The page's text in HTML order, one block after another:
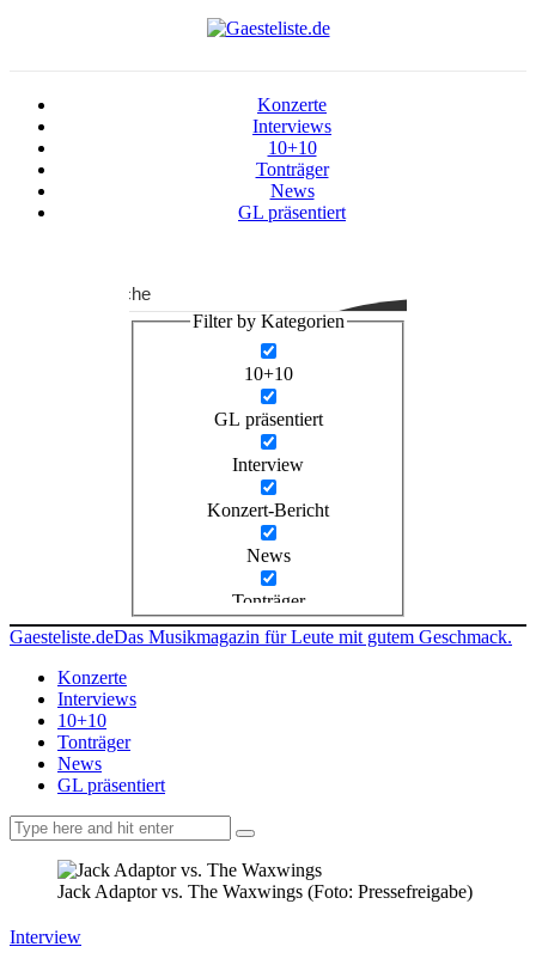
Konzerte
Interviews
10+10
Tonträger
News
GL präsentiert
Suche
Filter by Kategorien
10+10
GL präsentiert
Interview
Konzert-Bericht
News
Tonträger
Gaesteliste.deDas Musikmagazin für Leute mit gutem Geschmack.
Konzerte
Interviews
10+10
Tonträger
News
GL präsentiert
Jack Adaptor vs. The Waxwings (Foto: Pressefreigabe)
Interview